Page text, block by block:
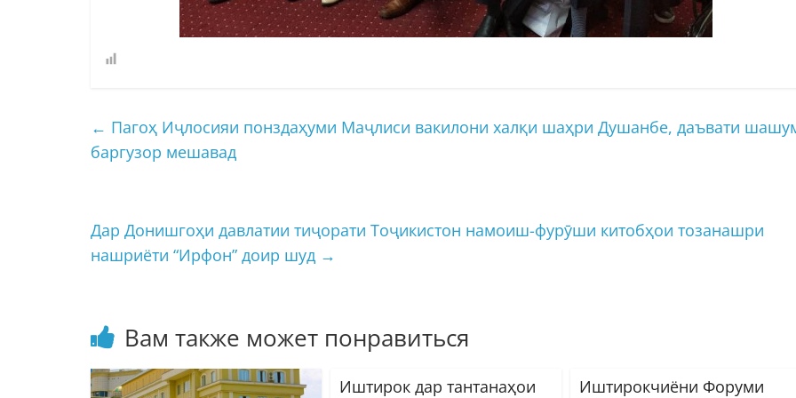
← Пагоҳ Иҷлосияи понздаҳуми Маҷлиси вакилони халқи шаҳри Душанбе, даъвати
баргузор мешавад
Дар Донишгоҳи давлатии тиҷорати Тоҷикистон намоиш-фурӯши китобҳои тозанашри
нашриёти “Ирфон” доир шуд →
Вам также может понравиться
Иштирок дар тантанаҳои
Иштирокчиёни Форуми